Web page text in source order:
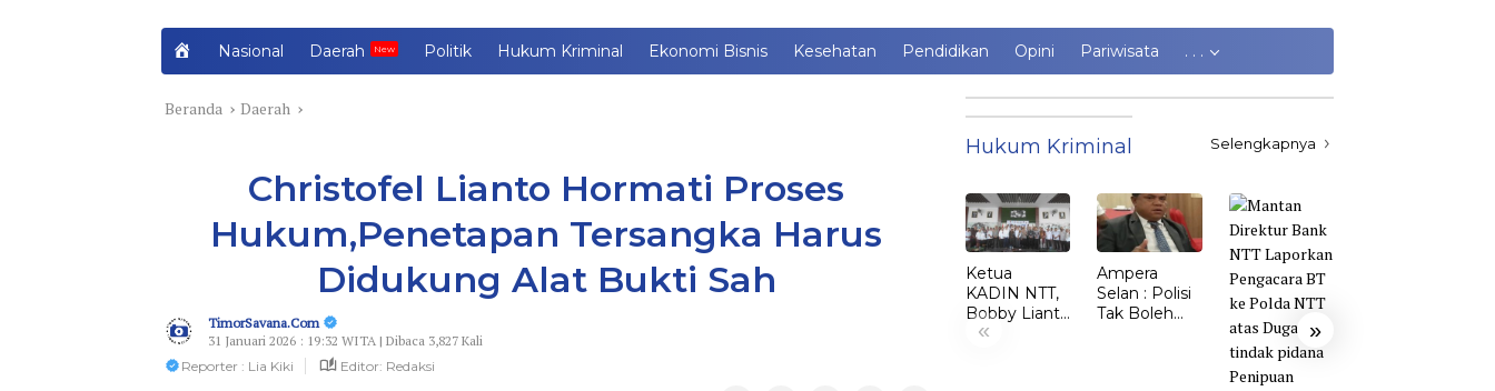
o
e
Nasional Daerah Politik Hukum Kriminal Ekonomi Bisnis Kesehatan Pendidikan Opini Pariwisata . . .
Beranda Daerah
Christofel Lianto Hormati Proses
Hukum,Penetapan Tersangka Harus
Didukung Alat Bukti Sah
TimorSavana.Com
31 Januari 2026 : 19:32 WITA | Dibaca 3,827 Kali
Reporter : Lia Kiki
Editor: Redaksi
Hukum Kriminal Selengkapnya
« »
Ketua
KADIN NTT,
Bobby Lianto
Lantik dr.
Ampera
Selan : Polisi
Tak Boleh